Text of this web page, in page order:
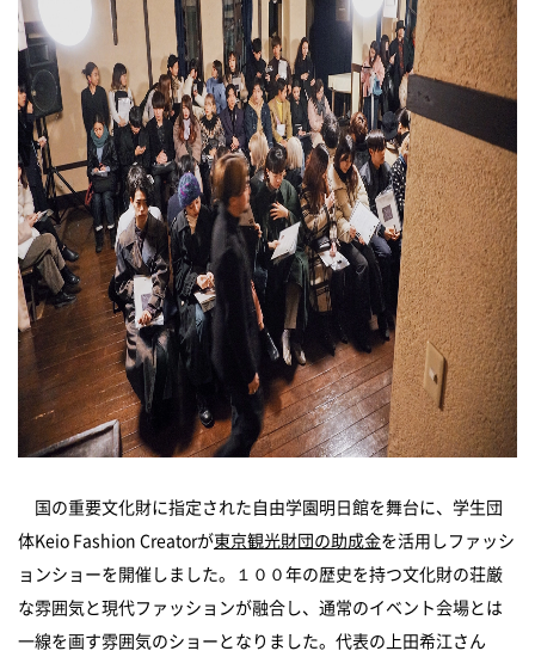
国の重要文化財に指定された自由学園明日館を舞台に、学生団
体Keio Fashion Creatorが東京観光財団の助成金を活用しファッシ
ョンショーを開催しました。１００年の歴史を持つ文化財の荘厳
な雰囲気と現代ファッションが融合し、通常のイベント会場とは
一線を画す雰囲気のショーとなりました。代表の上田希江さん